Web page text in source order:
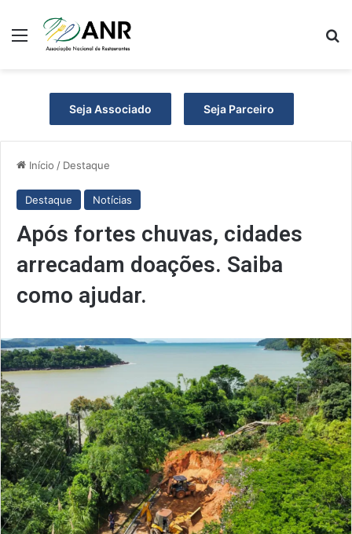
Menu
Seja Associado Seja Parceiro
Início / Destaque
Destaque Notícias
Após fortes chuvas, cidades
arrecadam doações. Saiba
como ajudar.